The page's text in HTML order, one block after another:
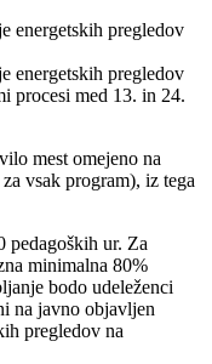
energetskih pregledov
energetskih pregledov
procesi med 13. in 24.
mest omejeno na
vsak program), iz tega
pedagoških ur. Za
minimalna 80%
bodo udeleženci
na javno objavljen
pregledov na